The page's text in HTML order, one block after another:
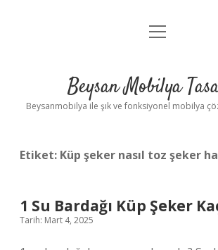
Anasayfa
Yasal Uyarı
menüyü
Beysan Mobilya
Beysanmobilya ile şık ve fonksiyonel mobilya
Etiket: Küp şeker nasıl toz şeker
1 Su Bardağı Küp Şeker
Tarih: Mart 4, 2025